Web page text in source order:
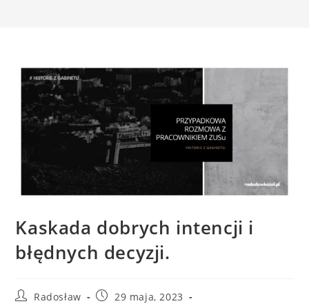
Kaskada dobrych intencji i
błędnych decyzji.
Radosław
29 maja, 2023